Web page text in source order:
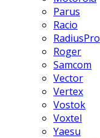
Parus
Racio
RadiusPro
Roger
Samcom
Vector
Vertex
Vostok
Voxtel
Yaesu